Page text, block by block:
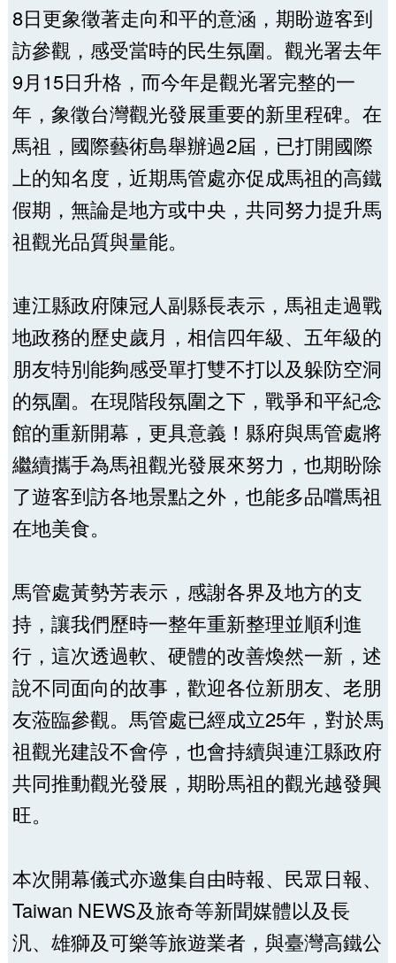
8日更象徵著走向和平的意涵，期盼遊客到
訪參觀，感受當時的民生氛圍。觀光署去年
9月15日升格，而今年是觀光署完整的一
年，象徵台灣觀光發展重要的新里程碑。在
馬祖，國際藝術島舉辦過2屆，已打開國際
上的知名度，近期馬管處亦促成馬祖的高鐵
假期，無論是地方或中央，共同努力提升馬
祖觀光品質與量能。
連江縣政府陳冠人副縣長表示，馬祖走過戰
地政務的歷史歲月，相信四年級、五年級的
朋友特別能夠感受單打雙不打以及躲防空洞
的氛圍。在現階段氛圍之下，戰爭和平紀念
館的重新開幕，更具意義！縣府與馬管處將
繼續攜手為馬祖觀光發展來努力，也期盼除
了遊客到訪各地景點之外，也能多品嚐馬祖
在地美食。
馬管處黃勢芳表示，感謝各界及地方的支
持，讓我們歷時一整年重新整理並順利進
行，這次透過軟、硬體的改善煥然一新，述
說不同面向的故事，歡迎各位新朋友、老朋
友蒞臨參觀。馬管處已經成立25年，對於馬
祖觀光建設不會停，也會持續與連江縣政府
共同推動觀光發展，期盼馬祖的觀光越發興
旺。
本次開幕儀式亦邀集自由時報、民眾日報、
Taiwan NEWS及旅奇等新聞媒體以及長
汎、雄獅及可樂等旅遊業者，與臺灣高鐵公